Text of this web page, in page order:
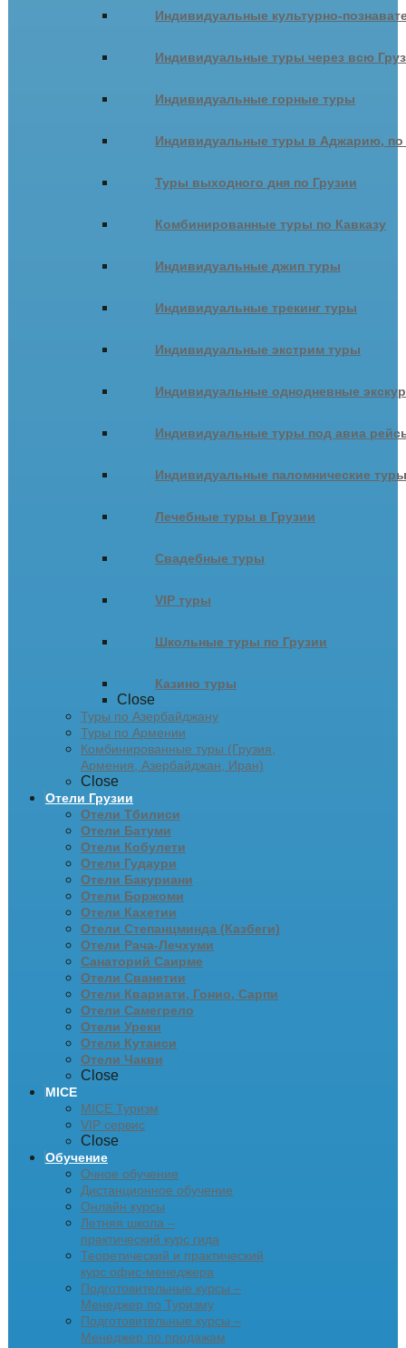
Индивидуальные культурно-
Индивидуальные туры через всю
Индивидуальные горные туры
Индивидуальные туры в Аджарию,
Туры выходного дня по Грузии
Комбинированные туры по Кавказу
Индивидуальные джип туры
Индивидуальные трекинг туры
Индивидуальные экстрим туры
Индивидуальные однодневные
Индивидуальные туры под авиа
Индивидуальные паломнические туры
Лечебные туры в Грузии
Свадебные туры
VIP туры
Школьные туры по Грузии
Казино туры
Close
Туры по Азербайджану
Туры по Армении
Комбинированные туры (Грузия,
Армения, Азербайджан, Иран)
Close
Отели Грузии
Отели Тбилиси
Отели Батуми
Отели Кобулети
Отели Гудаури
Отели Бакуриани
Отели Боржоми
Отели Кахетии
Отели Степанцминда (Казбеги)
Отели Рача-Лечхуми
Санаторий Саирме
Отели Сванетии
Отели Квариати, Гонио, Сарпи
Отели Самегрело
Отели Уреки
Отели Кутаиси
Отели Чакви
Close
MICE
MICE Туризм
VIP сервис
Close
Обучение
Очное обучение
Дистанционное обучение
Онлайн курсы
Летняя школа –
практический курс гида
Теоретический и практический
курс офис-менеджера
Подготовительные курсы –
Менеджер по Туризму
Подготовительные курсы –
Менеджер по продажам